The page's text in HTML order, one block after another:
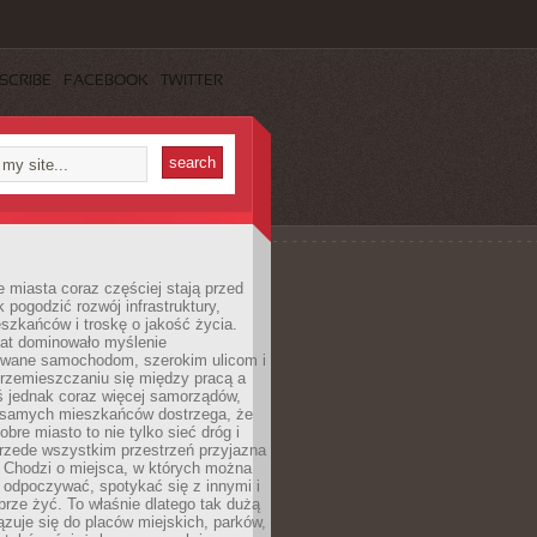
FACEBOOK TWITTER
miasta coraz częściej stają przed
pogodzić rozwój infrastruktury,
i troskę o jakość życia.
dominowało myślenie
samochodom, szerokim ulicom i
się między pracą a
jednak coraz więcej samorządów,
mieszkańców dostrzega, że
miasto to nie tylko sieć dróg i
wszystkim przestrzeń przyjazna
Chodzi o miejsca, w których można
odpoczywać, spotykać się z innymi i
żyć. To właśnie dlatego tak dużą
się do placów miejskich, parków,